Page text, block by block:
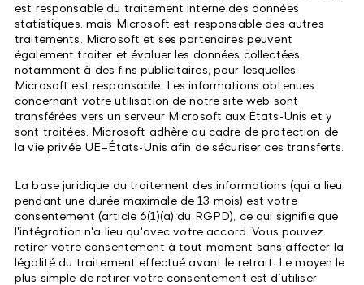
est responsable du traitement interne des données
statistiques, mais Microsoft est responsable des autres
traitements. Microsoft et ses partenaires peuvent
également traiter et évaluer les données collectées,
notamment à des fins publicitaires, pour lesquelles
Microsoft est responsable. Les informations obtenues
concernant votre utilisation de notre site web sont
transférées vers un serveur Microsoft aux États-Unis et y
sont traitées. Microsoft adhère au cadre de protection de
la vie privée UE–États-Unis afin de sécuriser ces transferts.
La base juridique du traitement des informations (qui a lieu
pendant une durée maximale de 13 mois) est votre
consentement (article 6(1)(a) du RGPD), ce qui signifie que
l'intégration n'a lieu qu'avec votre accord. Vous pouvez
retirer votre consentement à tout moment sans affecter la
légalité du traitement effectué avant le retrait. Le moyen le
plus simple de retirer votre consentement est d’utiliser